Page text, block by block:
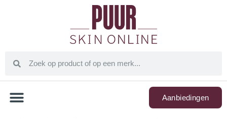
Aanbiedingen